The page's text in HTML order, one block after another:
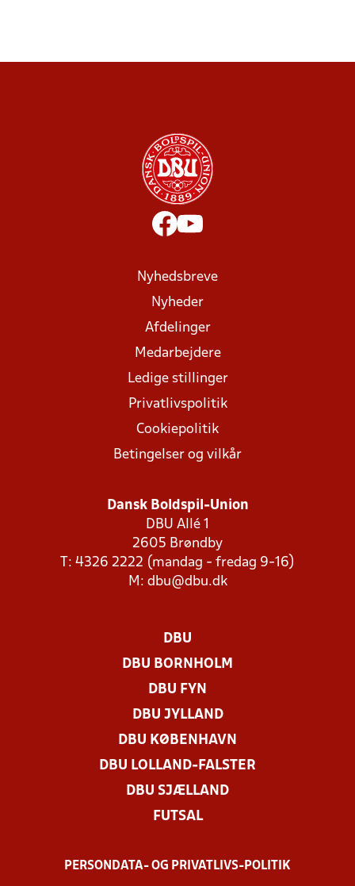
Nyhedsbreve
Nyheder
Afdelinger
Medarbejdere
Ledige stillinger
Privatlivspolitik
Cookiepolitik
Betingelser og vilkår
Dansk Boldspil-Union
DBU Allé 1
2605 Brøndby
T: 4326 2222 (mandag - fredag 9-16)
M: dbu@dbu.dk
DBU
DBU BORNHOLM
DBU FYN
DBU JYLLAND
DBU KØBENHAVN
DBU LOLLAND-FALSTER
DBU SJÆLLAND
FUTSAL
PERSONDATA- OG PRIVATLIVS-POLITIK